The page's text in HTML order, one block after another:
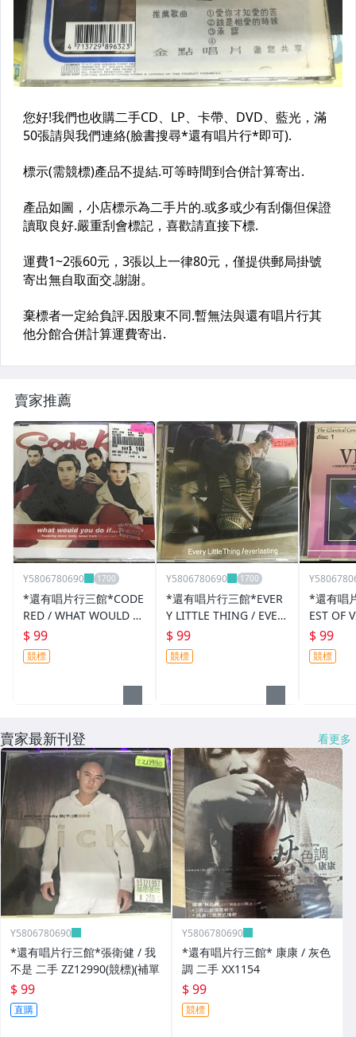
賣家推薦
Y5806780690
*還有唱片行三館*CODE
RED / WHAT WOULD Y
OU DO IF 全新 ZZ15306
(競標)
$ 99
競標
Y5806780690
*還有唱片行三館*EVER
Y LITTLE THING / EVER
LASTING 二手 ZZ11109
(競標)
$ 99
競標
*還有唱
EST OF
7810(需
$ 99
競標
賣家最新刊登 看更多
Y5806780690
*還有唱片行三館*張衛健 / 我
不是 二手 ZZ12990(競標)(補單
$ 99
直購
Y5806780690
*還有唱片行三館* 康康 / 灰色
調 二手 XX1154
$ 99
競標